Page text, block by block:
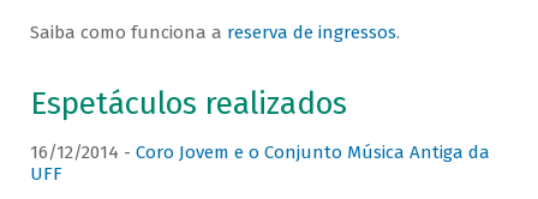
Saiba como funciona a reserva de ingressos.
Espetáculos realizados
16/12/2014 - Coro Jovem e o Conjunto Música Antiga da
UFF